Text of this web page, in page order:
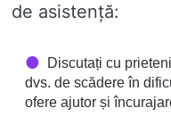
de asistență:
Discutați cu
dvs. de scădere în
ofere ajutor și